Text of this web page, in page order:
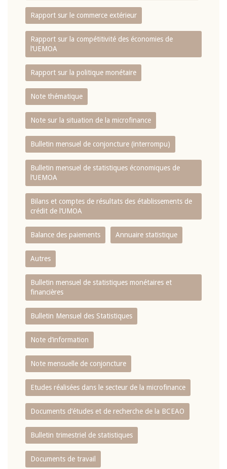
Rapport sur le commerce extérieur
Rapport sur la compétitivité des économies de
l‘UEMOA
Rapport sur la politique monétaire
Note thématique
Note sur la situation de la microfinance
Bulletin mensuel de conjoncture (interrompu)
Bulletin mensuel de statistiques économiques de
l‘UEMOA
Bilans et comptes de résultats des établissements de
crédit de l‘UMOA
Balance des paiements Annuaire statistique
Autres
Bulletin mensuel de statistiques monétaires et
financières
Bulletin Mensuel des Statistiques
Note d’information
Note mensuelle de conjoncture
Etudes réalisées dans le secteur de la microfinance
Documents d’études et de recherche de la BCEAO
Bulletin trimestriel de statistiques
Documents de travail